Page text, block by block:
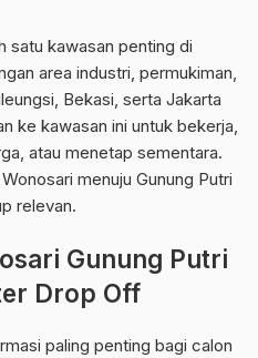
satu kawasan penting di
area industri, permukiman,
Bekasi, serta Jakarta
ke kawasan ini untuk bekerja,
atau menetap sementara.
menuju Gunung Putri
relevan.
Gunung Putri
Drop Off
paling penting bagi calon